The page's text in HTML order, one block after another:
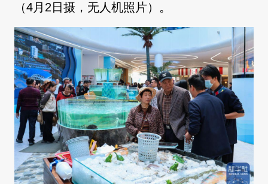
（4月2日摄，无人机照片）。